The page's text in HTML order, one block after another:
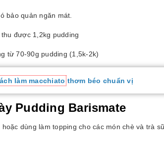
bảo quản ngăn mát.
được 1,2kg pudding
từ 70-90g pudding (1,5k-2k)
làm macchiatothơm béo chuẩn vị
Pudding Barismate
dùng làm topping cho các món chè và trà